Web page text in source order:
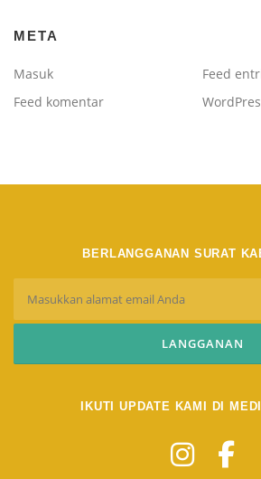
META
Masuk
Feed
Feed komentar
BERLANGGANAN SURAT
IKUTI UPDATE KAMI DI